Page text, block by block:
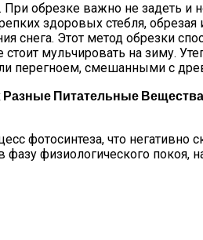
обрезке важно не задеть и
здоровых стебля,
снега. Этот метод обрезки
мульчировать на зиму.
перегноем, смешанными с
Питательные
фотосинтеза, что
физиологического покоя,